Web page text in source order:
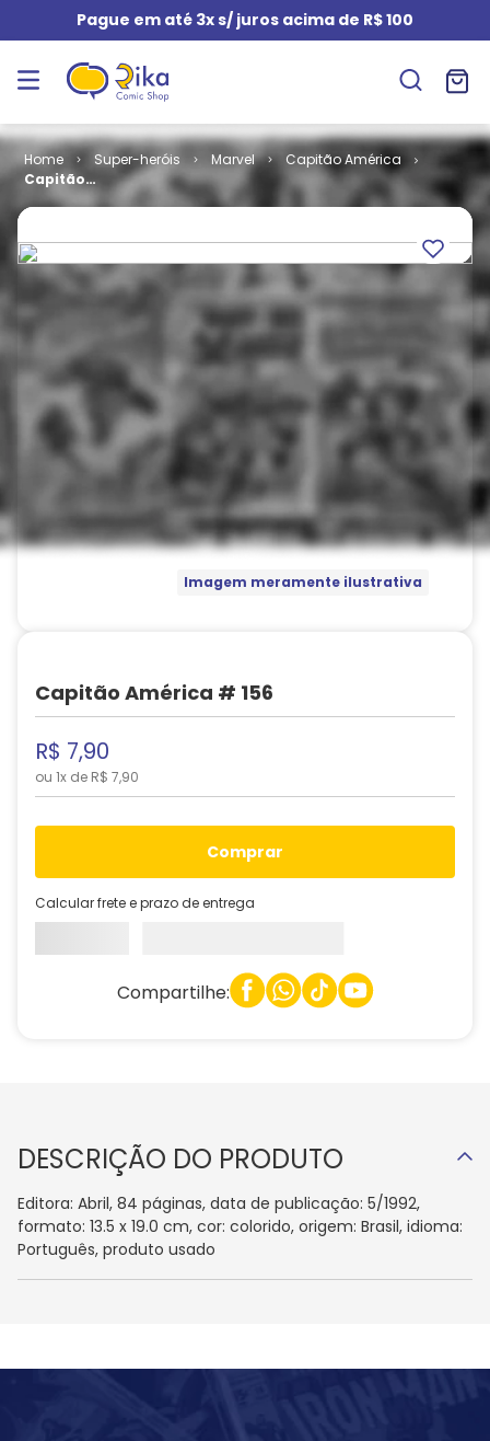
Pague em até 3x s/ juros acima de R$ 100
Super-heróis Marvel
Capitão América
Capitão
América # 156
Imagem meramente ilustrativa
Capitão América # 156
R$ 7,90
ou 1x de R$ 7,90
comprar
Calcular frete e prazo de entrega
Compartilhe:
DESCRIÇÃO DO PRODUTO
Editora: Abril, 84 páginas, data de publicação: 5/1992,
formato: 13.5 x 19.0 cm, cor: colorido, origem: Brasil, idioma:
Português, produto usado